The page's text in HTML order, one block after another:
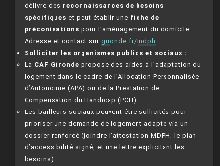
délivre des reconnaissances de besoins
spécifiques et peut établir une fiche de
préconisations pour l’aménagement du domicile.
Adresse et contact sur gironde.fr/mdph
Solliciter les organismes publics et sociaux :
La CAF Gironde propose des aides à l’adaptation du
logement dans le cadre de l’Allocation Personnalisée
d’Autonomie (APA) ou de la Prestation de
Compensation du Handicap (PCH).
Les bailleurs sociaux peuvent être sollicités pour
prioriser une demande de logement adapté via un
dossier renforcé (joindre l’attestation MDPH, le plan
d’accessibilité signé, et une lettre explicitant les
besoins).